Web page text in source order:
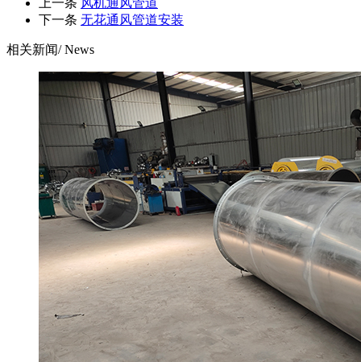
下一条 无花通风管道安装
相关新闻/ News